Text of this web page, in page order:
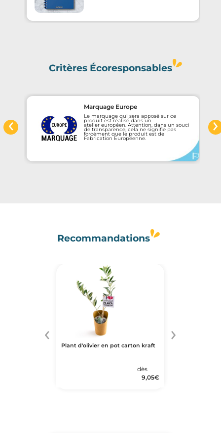
Critères Écoresponsables
Marquage Europe
Le marquage qui sera apposé sur ce
produit est réalisé dans un
atelier européen. Attention, dans un souci
de transparence, cela ne signifie pas
forcément que le produit est de
Fabrication Européenne.
‹ ›
Recommandations
Plant d'olivier en pot carton kraft
dès
9,05€
‹ ›